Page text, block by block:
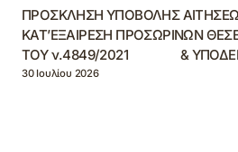
ΠΡΟΣΚΛΗΣΗ ΥΠΟΒΟΛΗΣ
ΚΑΤ’ΕΞΑΙΡΕΣΗ ΠΡΟΣΩΡΙΝΩΝ
ΤΟΥ ν.4849/2021 &
30 Ιουλίου 2026